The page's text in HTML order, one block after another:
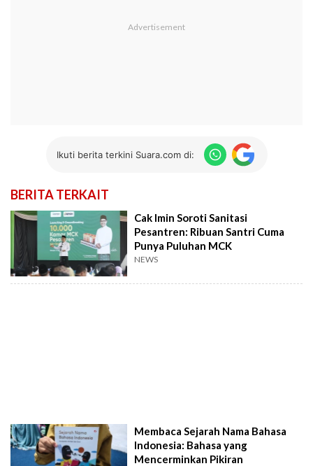
Ikuti berita terkini Suara.com di:
BERITA TERKAIT
Cak Imin Soroti Sanitasi
Pesantren: Ribuan Santri Cuma
Punya Puluhan MCK
NEWS
Membaca Sejarah Nama Bahasa
Indonesia: Bahasa yang
Mencerminkan Pikiran